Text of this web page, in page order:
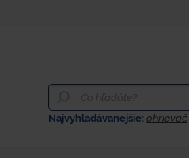
Najvyhladávanejšie:ohrievač